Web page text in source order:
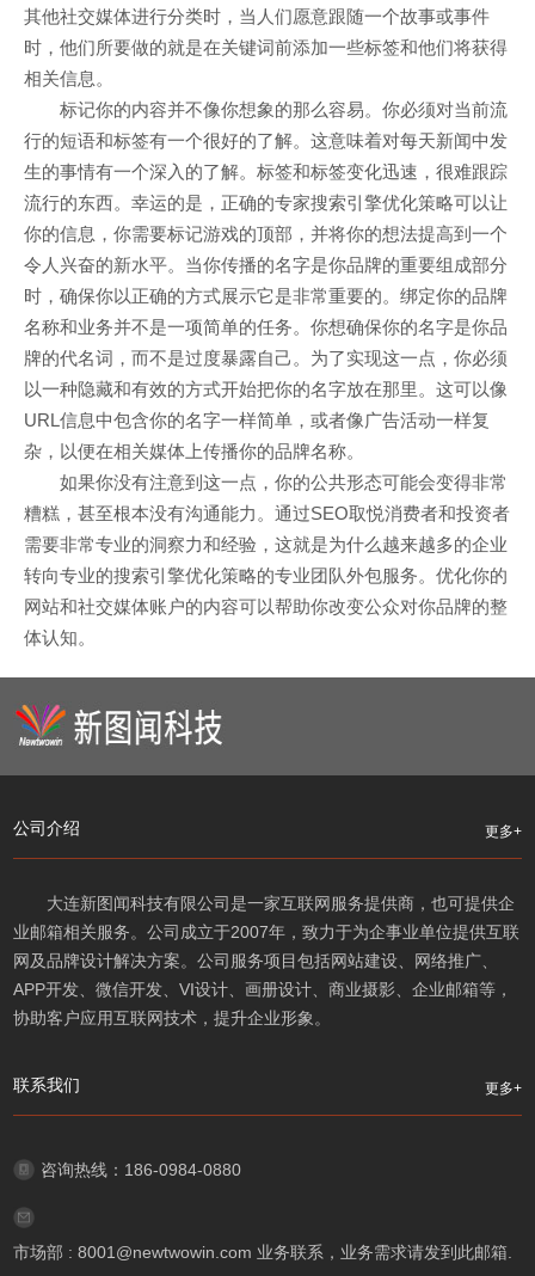
其他社交媒体进行分类时，当人们愿意跟随一个故事或事件
时，他们所要做的就是在关键词前添加一些标签和他们将获得
相关信息。
标记你的内容并不像你想象的那么容易。你必须对当前流
行的短语和标签有一个很好的了解。这意味着对每天新闻中发
生的事情有一个深入的了解。标签和标签变化迅速，很难跟踪
流行的东西。幸运的是，正确的专家搜索引擎优化策略可以让
你的信息，你需要标记游戏的顶部，并将你的想法提高到一个
令人兴奋的新水平。当你传播的名字是你品牌的重要组成部分
时，确保你以正确的方式展示它是非常重要的。绑定你的品牌
名称和业务并不是一项简单的任务。你想确保你的名字是你品
牌的代名词，而不是过度暴露自己。为了实现这一点，你必须
以一种隐藏和有效的方式开始把你的名字放在那里。这可以像
URL信息中包含你的名字一样简单，或者像广告活动一样复
杂，以便在相关媒体上传播你的品牌名称。
如果你没有注意到这一点，你的公共形态可能会变得非常
糟糕，甚至根本没有沟通能力。通过SEO取悦消费者和投资者
需要非常专业的洞察力和经验，这就是为什么越来越多的企业
转向专业的搜索引擎优化策略的专业团队外包服务。优化你的
网站和社交媒体账户的内容可以帮助你改变公众对你品牌的整
体认知。
公司介绍 更多+
大连新图闻科技有限公司是一家互联网服务提供商，也可提供企
业邮箱相关服务。公司成立于2007年，致力于为企事业单位提供互联
网及品牌设计解决方案。公司服务项目包括网站建设、网络推广、
APP开发、微信开发、VI设计、画册设计、商业摄影、企业邮箱等，
协助客户应用互联网技术，提升企业形象。
联系我们 更多+
咨询热线：186-0984-0880
市场部 : 8001@newtwowin.com 业务联系，业务需求请发到此邮箱.